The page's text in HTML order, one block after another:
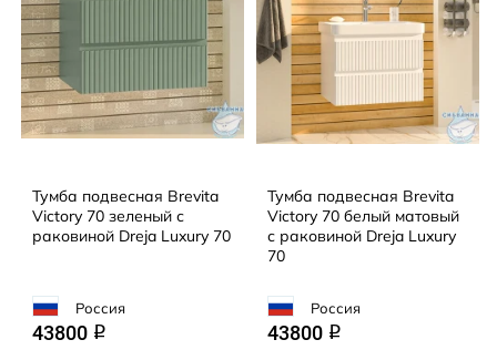
Тумба подвесная Brevita
Victory 70 зеленый с
раковиной Dreja Luxury 70
Россия
43800 q
Тумба подвесная Brevita
Victory 70 белый матовый
с раковиной Dreja Luxury
70
Россия
43800 q